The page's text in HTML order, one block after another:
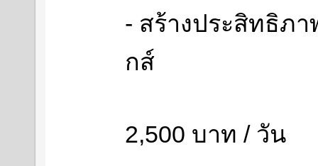
- สร้างประสิทธิภ
กส์
2,500 บาท / วัน